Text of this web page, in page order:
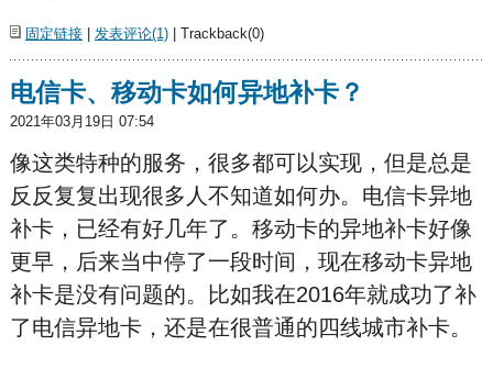
固定链接| 发表评论(1)| Trackback(0)
电信卡、移动卡如何异地补卡？
2021年03月19日 07:54
像这类特种的服务，很多都可以实现，但是总是
反反复复出现很多人不知道如何办。电信卡异地
补卡，已经有好几年了。移动卡的异地补卡好像
更早，后来当中停了一段时间，现在移动卡异地
补卡是没有问题的。比如我在2016年就成功了补
了电信异地卡，还是在很普通的四线城市补卡。